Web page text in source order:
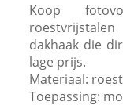
Koop
dakhaak die
lage prijs.
Materiaal:
Toepassing: